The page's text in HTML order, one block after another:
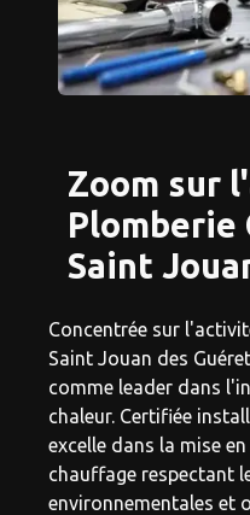
Zoom sur
Plomberie
Saint
Concentrée sur
Saint Jouan des
comme leader dans
chaleur. Certifiée
excelle dans la mise
chauffage respectant
environnementales et